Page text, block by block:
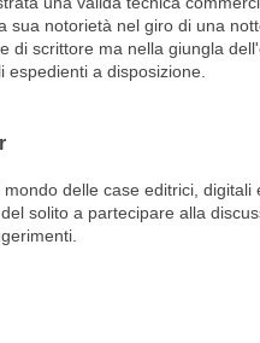
sua notorietà nel giro di una
di scrittore ma nella giungla
a disposizione.
delle case editrici,
solito a partecipare alla